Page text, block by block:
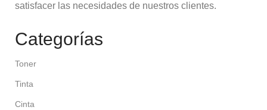
satisfacer las necesidades de nuestros clientes.
Categorías
Toner
Tinta
Cinta